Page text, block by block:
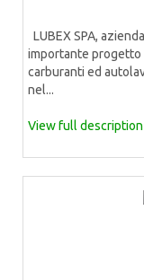
LUBEX SPA,
importante progetto
carburanti ed
nel...
View full description